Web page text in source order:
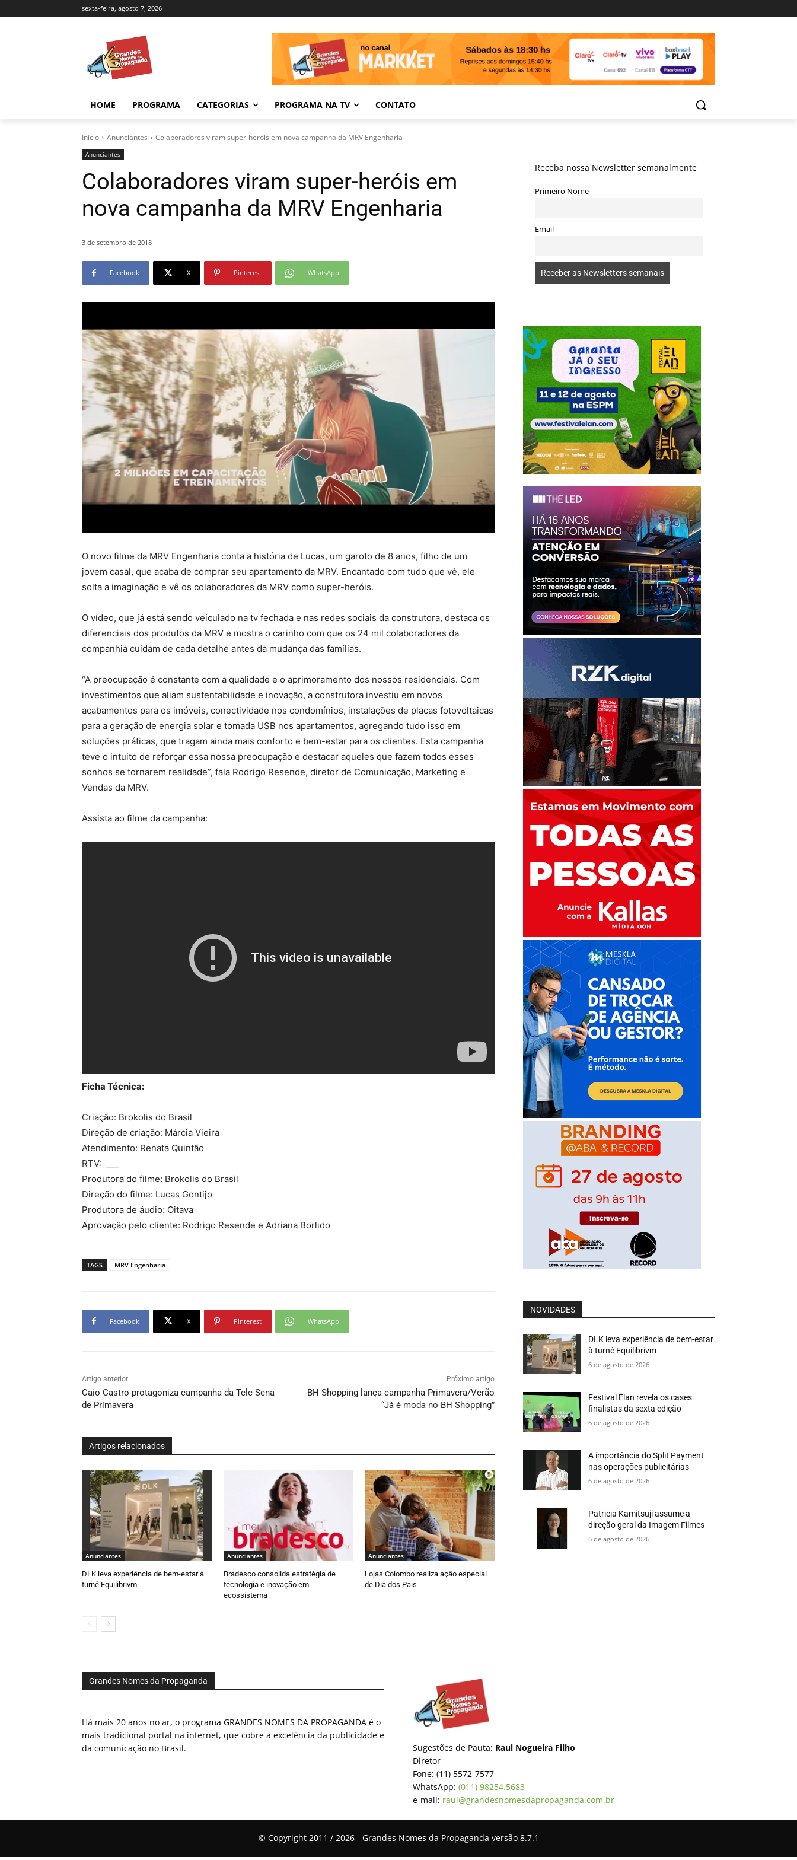
sexta-feira, agosto 7, 2026
HOME PROGRAMA CATEGORIAS PROGRAMA NA TV CONTATO
Início Anunciantes Colaboradores viram super-heróis em nova campanha da MRV Engenharia
Anunciantes
Colaboradores viram super-heróis em
nova campanha da MRV Engenharia
3 de setembro de 2018
Facebook X Pinterest WhatsApp
O novo filme da MRV Engenharia conta a história de Lucas, um garoto de 8 anos, filho de um
jovem casal, que acaba de comprar seu apartamento da MRV. Encantado com tudo que vê, ele
solta a imaginação e vê os colaboradores da MRV como super-heróis.
O vídeo, que já está sendo veiculado na tv fechada e nas redes sociais da construtora, destaca os
diferenciais dos produtos da MRV e mostra o carinho com que os 24 mil colaboradores da
companhia cuidam de cada detalhe antes da mudança das famílias.
“A preocupação é constante com a qualidade e o aprimoramento dos nossos residenciais. Com
investimentos que aliam sustentabilidade e inovação, a construtora investiu em novos
acabamentos para os imóveis, conectividade nos condomínios, instalações de placas fotovoltaicas
para a geração de energia solar e tomada USB nos apartamentos, agregando tudo isso em
soluções práticas, que tragam ainda mais conforto e bem-estar para os clientes. Esta campanha
teve o intuito de reforçar essa nossa preocupação e destacar aqueles que fazem todos esses
sonhos se tornarem realidade”, fala Rodrigo Resende, diretor de Comunicação, Marketing e
Vendas da MRV.
Assista ao filme da campanha:
Ficha Técnica:
Criação: Brokolis do Brasil
Direção de criação: Márcia Vieira
Atendimento: Renata Quintão
RTV: ___
Produtora do filme: Brokolis do Brasil
Direção do filme: Lucas Gontijo
Produtora de áudio: Oitava
Aprovação pelo cliente: Rodrigo Resende e Adriana Borlido
TAGS MRV Engenharia
Facebook X Pinterest WhatsApp
Artigo anterior
Caio Castro protagoniza campanha da Tele Sena
de Primavera
Próximo artigo
BH Shopping lança campanha Primavera/Verão
“Já é moda no BH Shopping”
Artigos relacionados
Anunciantes
DLK leva experiência de bem-estar à
turnê Equilibrivm
Anunciantes
Bradesco consolida estratégia de
tecnologia e inovação em
ecossistema
Anunciantes
Lojas Colombo realiza ação especial
de Dia dos Pais
Receba nossa Newsletter semanalmente
Primeiro Nome
Email
NOVIDADES
DLK leva experiência de bem-estar
à turnê Equilibrivm
6 de agosto de 2026
Festival Élan revela os cases
finalistas da sexta edição
6 de agosto de 2026
A importância do Split Payment
nas operações publicitárias
6 de agosto de 2026
Patricia Kamitsuji assume a
direção geral da Imagem Filmes
6 de agosto de 2026
Grandes Nomes da Propaganda
Há mais 20 anos no ar, o programa GRANDES NOMES DA PROPAGANDA é o
mais tradicional portal na internet, que cobre a excelência da publicidade e
da comunicação no Brasil.
Sugestões de Pauta: Raul Nogueira Filho
Diretor
Fone: (11) 5572-7577
WhatsApp: (011) 98254.5683
e-mail: raul@grandesnomesdapropaganda.com.br
© Copyright 2011 / 2026 - Grandes Nomes da Propaganda versão 8.7.1